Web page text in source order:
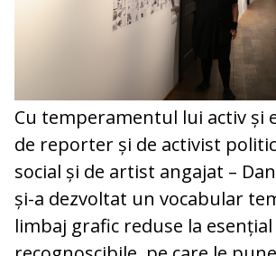
Cu temperamentul lui activ și
de reporter și de activist
social și de artist angajat –
și-a dezvoltat un vocabular
limbaj grafic reduse la